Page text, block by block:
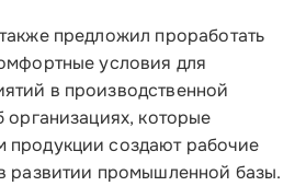
предложил проработать
условия для
в производственной
организациях, которые
продукции создают рабочие
развитии промышленной базы.